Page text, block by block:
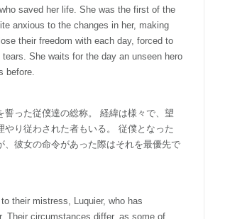
saved her life. She was the first of the
anxious to the changes in her, making
their freedom with each day, forced to
She waits for the day an unseen hero
before.
誓った従僕達の総称。 経緯は様々で、望
り従わされた者もいる。 従僕となった
彼女の命令があった際はそれを最優先で
their mistress, Luquier, who has
Their circumstances differ, as some of